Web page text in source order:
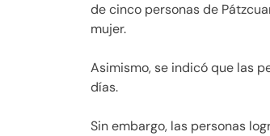
de cinco personas de
mujer.
Asimismo, se indicó que las
días.
Sin embargo, las personas